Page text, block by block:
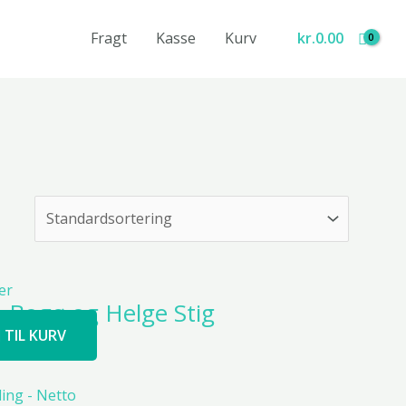
Fragt Kasse Kurv kr.0.00
og Helge Stig
TIL KURV